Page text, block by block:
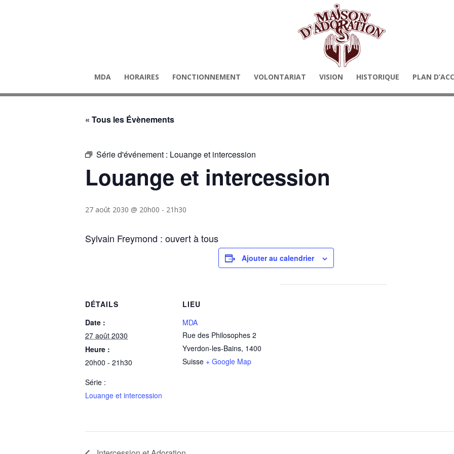
MDA HORAIRES FONCTIONNEMENT VOLONTARIAT VISION HISTORIQUE PLAN
« Tous les Évènements
Série d'événement : Louange et intercession
Louange et intercession
27 août 2030 @ 20h00 - 21h30
Sylvain Freymond : ouvert à tous
Ajouter au calendrier
DÉTAILS
Date :
27 août 2030
Heure :
20h00 - 21h30
Série :
Louange et intercession
LIEU
MDA
Rue des Philosophes 2
Yverdon-les-Bains, 1400
Suisse + Google Map